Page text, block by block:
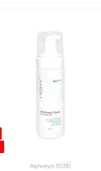
Артикул: 00310